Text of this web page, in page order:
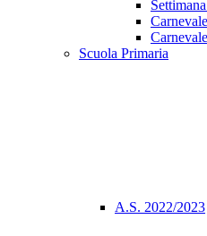
Scuola Primaria
A.S. 2022/2023